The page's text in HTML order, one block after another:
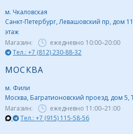
м. Чкаловская
Санкт-Петербург, Левашовский пр, дом
этаж
Магазин:
ежедневно 10:00–20:00
Тел.: +7 (812) 230-88-32
МОСКВА
м. Фили
Москва, Багратионовский проезд, дом
Магазин:
ежедневно 11:00–21:00
Тел.: +7 (915) 115-58-56